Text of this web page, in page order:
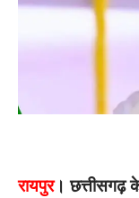
रायपुर। छत्तीसगढ़